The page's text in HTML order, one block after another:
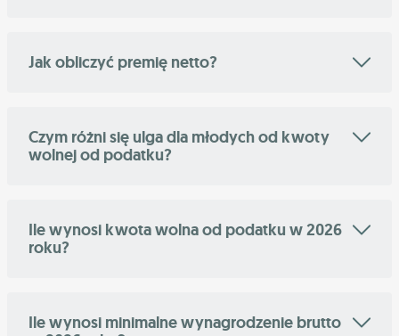
Jak obliczyć premię netto?
Czym różni się ulga dla młodych od kwoty
wolnej od podatku?
Ile wynosi kwota wolna od podatku w 2026
roku?
Ile wynosi minimalne wynagrodzenie brutto